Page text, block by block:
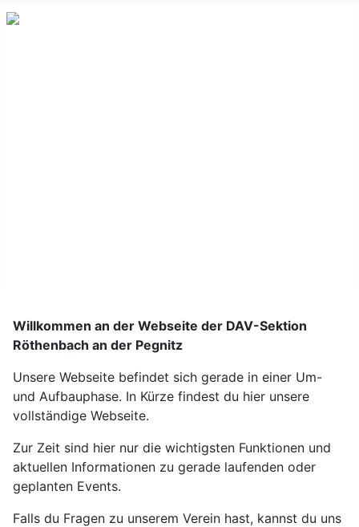
Willkommen an der Webseite der DAV-Sektion
Röthenbach an der Pegnitz
Unsere Webseite befindet sich gerade in einer Um-
und Aufbauphase. In Kürze findest du hier unsere
vollständige Webseite.
Zur Zeit sind hier nur die wichtigsten Funktionen und
aktuellen Informationen zu gerade laufenden oder
geplanten Events.
Falls du Fragen zu unserem Verein hast, kannst du uns